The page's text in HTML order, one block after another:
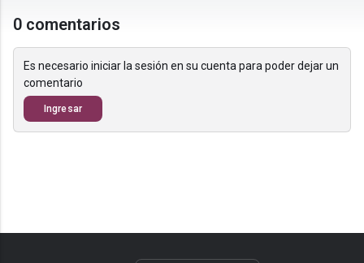
0 comentarios
Es necesario iniciar la sesión en su cuenta para poder dejar un
comentario
Ingresar